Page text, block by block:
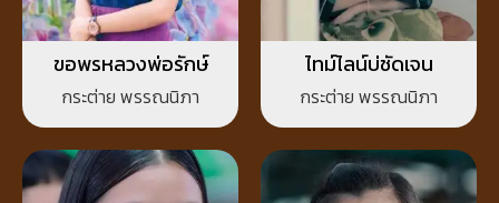
ขอพรหลวงพ่อรักษ์
กระต่าย พรรณนิภา
ไทม์ไลน์บ่ชัดเจน
กระต่าย พรรณนิภา